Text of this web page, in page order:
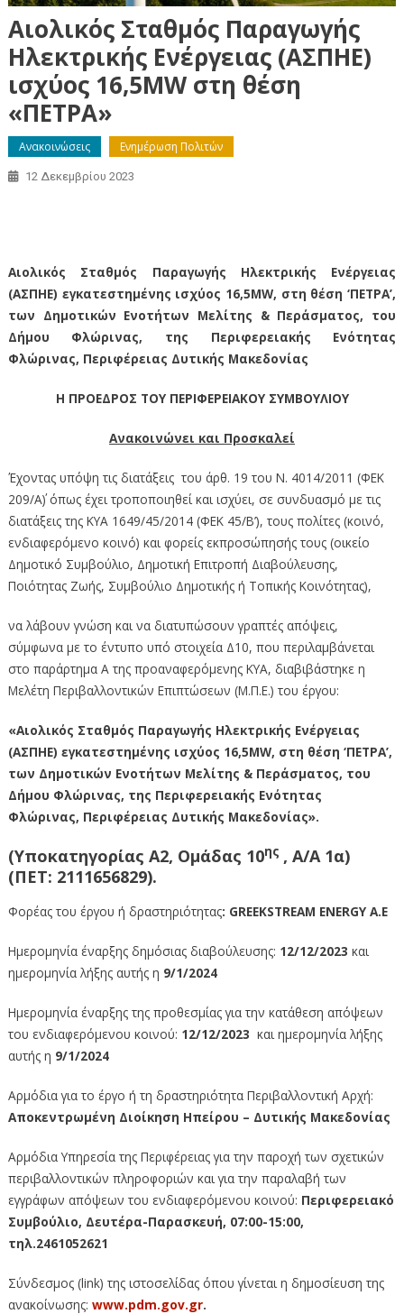
Αιολικός Σταθμός Παραγωγής
Ηλεκτρικής Ενέργειας (ΑΣΠΗΕ)
ισχύος 16,5MW στη θέση
«ΠΕΤΡΑ»
Ανακοινώσεις Ενημέρωση Πολιτών
12 Δεκεμβρίου 2023
Αιολικός Σταθμός Παραγωγής Ηλεκτρικής Ενέργειας
(ΑΣΠΗΕ) εγκατεστημένης ισχύος 16,5MW, στη θέση ‘ΠΕΤΡΑ’,
των Δημοτικών Ενοτήτων Μελίτης & Περάσματος, του
Δήμου Φλώρινας, της Περιφερειακής Ενότητας
Φλώρινας, Περιφέρειας Δυτικής Μακεδονίας
Η ΠΡΟΕΔΡΟΣ ΤΟΥ ΠΕΡΙΦΕΡΕΙΑΚΟΥ ΣΥΜΒΟΥΛΙΟΥ
Ανακοινώνει και Προσκαλεί
Έχοντας υπόψη τις διατάξεις του άρθ. 19 του Ν. 4014/2011 (ΦΕΚ
209/Α΄) όπως έχει τροποποιηθεί και ισχύει, σε συνδυασμό με τις
διατάξεις της ΚΥΑ 1649/45/2014 (ΦΕΚ 45/Β’), τους πολίτες (κοινό,
ενδιαφερόμενο κοινό) και φορείς εκπροσώπησής τους (οικείο
Δημοτικό Συμβούλιο, Δημοτική Επιτροπή Διαβούλευσης,
Ποιότητας Ζωής, Συμβούλιο Δημοτικής ή Τοπικής Κοινότητας),
να λάβουν γνώση και να διατυπώσουν γραπτές απόψεις,
σύμφωνα με το έντυπο υπό στοιχεία Δ10, που περιλαμβάνεται
στο παράρτημα Α της προαναφερόμενης ΚΥΑ, διαβιβάστηκε η
Μελέτη Περιβαλλοντικών Επιπτώσεων (Μ.Π.Ε.) του έργου:
«Αιολικός Σταθμός Παραγωγής Ηλεκτρικής Ενέργειας
(ΑΣΠΗΕ) εγκατεστημένης ισχύος 16,5MW, στη θέση ‘ΠΕΤΡΑ’,
των Δημοτικών Ενοτήτων Μελίτης & Περάσματος, του
Δήμου Φλώρινας, της Περιφερειακής Ενότητας
Φλώρινας, Περιφέρειας Δυτικής Μακεδονίας».
(Υποκατηγορίας Α2, Ομάδας 10ης , Α/Α1α)
(ΠΕΤ: 2111656829).
Φορέας του έργου ή δραστηριότητας: GREEKSTREAM ENERGY A.E
Ημερομηνία έναρξης δημόσιας διαβούλευσης: 12/12/2023 και
ημερομηνία λήξης αυτής η 9/1/2024
Ημερομηνία έναρξης της προθεσμίας για την κατάθεση απόψεων
του ενδιαφερόμενου κοινού: 12/12/2023 και ημερομηνία λήξης
αυτής η 9/1/2024
Αρμόδια για το έργο ή τη δραστηριότητα Περιβαλλοντική Αρχή:
Αποκεντρωμένη Διοίκηση Ηπείρου – Δυτικής Μακεδονίας
Αρμόδια Υπηρεσία της Περιφέρειας για την παροχή των σχετικών
περιβαλλοντικών πληροφοριών και για την παραλαβή των
εγγράφων απόψεων του ενδιαφερόμενου κοινού: Περιφερειακό
Συμβούλιο, Δευτέρα-Παρασκευή, 07:00-15:00,
τηλ.2461052621
Σύνδεσμος (link) της ιστοσελίδας όπου γίνεται η δημοσίευση της
ανακοίνωσης: www.pdm.gov.gr.